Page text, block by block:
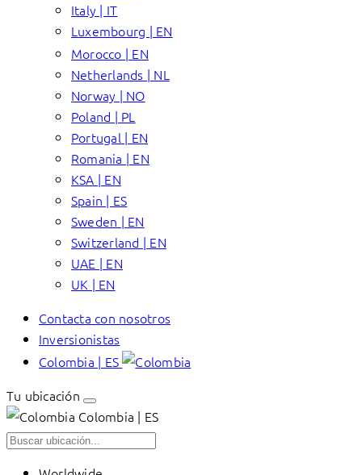
Italy | IT
Luxembourg | EN
Morocco | EN
Netherlands | NL
Norway | NO
Poland | PL
Portugal | EN
Romania | EN
KSA | EN
Spain | ES
Sweden | EN
Switzerland | EN
UAE | EN
UK | EN
Contacta con nosotros
Inversionistas
Colombia | ES
Tu ubicación
Colombia | ES